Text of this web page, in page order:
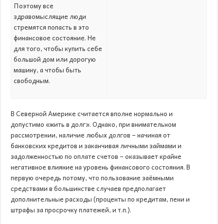
Поэтому все
здравомыслящие люди
стремятся попасть в это
финансовое состояние. Не
для того, чтобы купить себе
большой дом или дорогую
машину, а чтобы быть
свободным.
В Северной Америке считается вполне нормально и
допустимо «жить в долг». Однако, при внимательном
рассмотрении, наличие любых долгов – начиная от
банковских кредитов и заканчивая личными займами и
задолженностью по оплате счетов – оказывает крайне
негативное влияние на уровень финансового состояния. В
первую очередь потому, что пользование заёмными
средствами в большинстве случаев предполагает
дополнительные расходы (проценты по кредитам, пени и
штрафы за просрочку платежей, и т.п.).